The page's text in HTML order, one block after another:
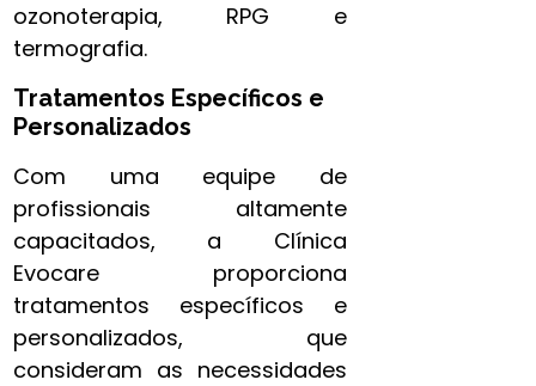
ozonoterapia, RPG e
termografia.
Tratamentos Específicos e
Personalizados
Com uma equipe de
profissionais altamente
capacitados, a Clínica
Evocare proporciona
tratamentos específicos e
personalizados, que
consideram as necessidades